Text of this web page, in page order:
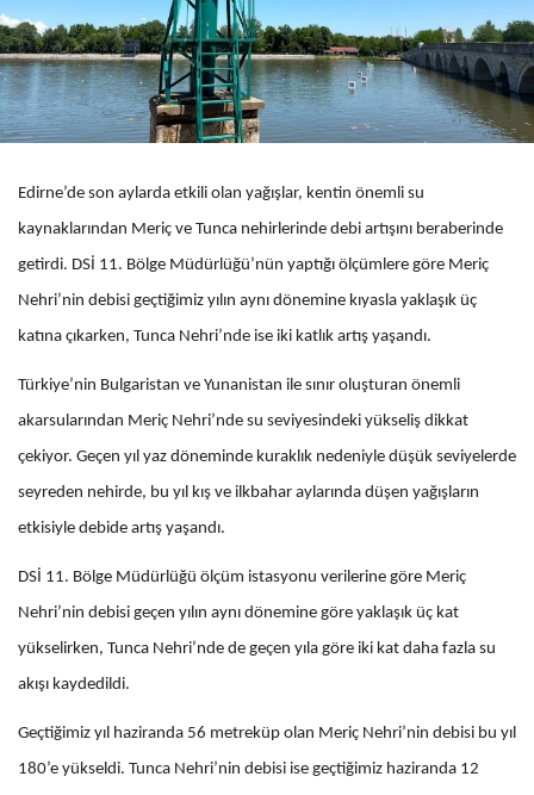
Edirne’de son aylarda etkili olan yağışlar, kentin önemli su
kaynaklarından Meriç ve Tunca nehirlerinde debi artışını beraberinde
getirdi. DSİ 11. Bölge Müdürlüğü’nün yaptığı ölçümlere göre Meriç
Nehri’nin debisi geçtiğimiz yılın aynı dönemine kıyasla yaklaşık üç
katına çıkarken, Tunca Nehri’nde ise iki katlık artış yaşandı.
Türkiye’nin Bulgaristan ve Yunanistan ile sınır oluşturan önemli
akarsularından Meriç Nehri’nde su seviyesindeki yükseliş dikkat
çekiyor. Geçen yıl yaz döneminde kuraklık nedeniyle düşük seviyelerde
seyreden nehirde, bu yıl kış ve ilkbahar aylarında düşen yağışların
etkisiyle debide artış yaşandı.
DSİ 11. Bölge Müdürlüğü ölçüm istasyonu verilerine göre Meriç
Nehri’nin debisi geçen yılın aynı dönemine göre yaklaşık üç kat
yükselirken, Tunca Nehri’nde de geçen yıla göre iki kat daha fazla su
akışı kaydedildi.
Geçtiğimiz yıl haziranda 56 metreküp olan Meriç Nehri’nin debisi bu yıl
180’e yükseldi. Tunca Nehri’nin debisi ise geçtiğimiz haziranda 12